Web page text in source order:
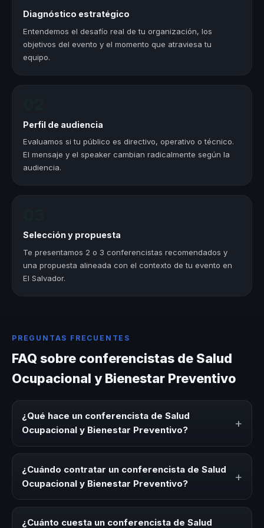
Diagnóstico estratégico
Entendemos el desafío real de tu organización, los
objetivos del evento y el momento que atraviesa tu
equipo.
Perfil de audiencia
Evaluamos si tu público es directivo, operativo o técnico.
El mensaje y el speaker cambian radicalmente según la
audiencia.
Selección y propuesta
Te presentamos 2 o 3 conferencistas recomendados y
una propuesta alineada con el contexto de tu evento en
El Salvador.
PREGUNTAS FRECUENTES
FAQ sobre conferencistas de Salud
Ocupacional y Bienestar Preventivo
¿Qué hace un conferencista de Salud
Ocupacional y Bienestar Preventivo?
+
Preventivo es un experto que comparte conocimiento,
estrategias y experiencias sobre este tema en eventos
corporativos, convenciones y seminarios. Su objetivo es
generar reflexión, inspiración y herramientas aplicables
¿Cuándo contratar un conferencista de Salud
Ocupacional y Bienestar Preventivo?
+
y Bienestar Preventivo para kick-offs, convenciones
¿Cuánto cuesta un conferencista de Salud